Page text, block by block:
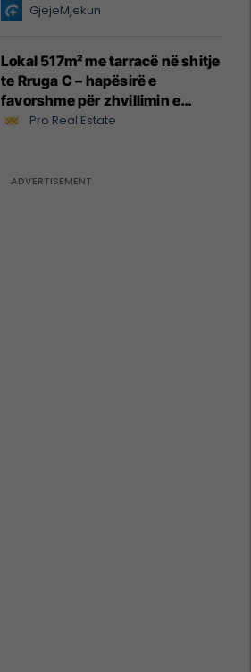
GjejeMjekun
Lokal 517m² me tarracë në shitje
te Rruga C – hapësirë e
favorshme për zhvillimin e
biznesit #15796
Pro Real Estate